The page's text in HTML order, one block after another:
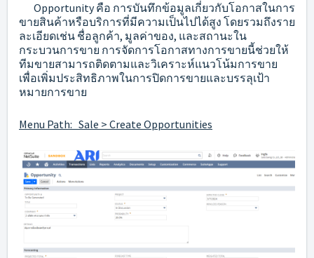
Opportunity คือ การบันทึกข้อมูลเกี่ยวกับโอกาสในการ
ขายสินค้าหรือบริการที่มีความเป็นไปได้สูง โดยรวมถึงราย
ละเอียดเช่น ชื่อลูกค้า, มูลค่าของ, และสถานะใน
กระบวนการขาย การจัดการโอกาสทางการขายนี้ช่วยให้
ทีมขายสามารถติดตามและวิเคราะห์แนวโน้มการขาย
เพื่อเพิ่มประสิทธิภาพในการปิดการขายและบรรลุเป้า
หมายการขาย
Menu Path: Sale > Create Opportunities